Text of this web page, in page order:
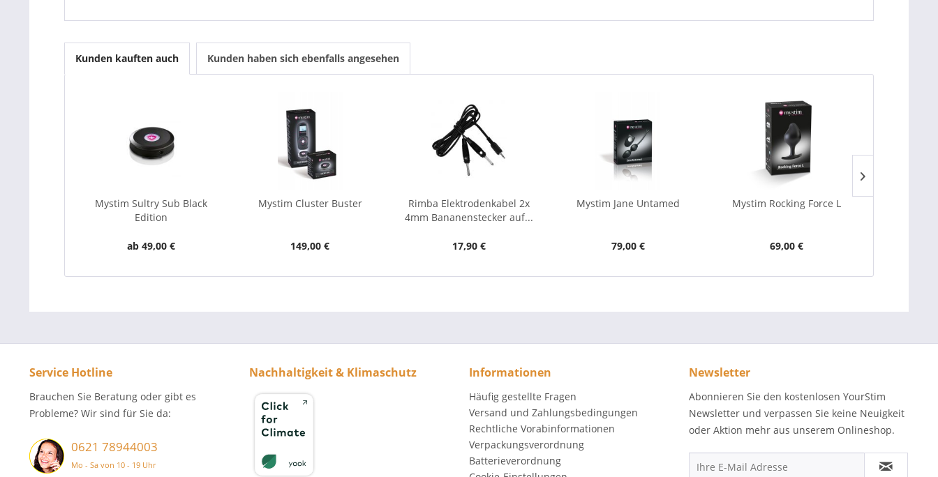
Kunden kauften auch Kunden haben sich ebenfalls angesehen
Mystim Sultry Sub Black
Edition
ab 49,00 €
Mystim Cluster Buster
149,00 €
Rimba Elektrodenkabel 2x
4mm Bananenstecker auf...
17,90 €
Mystim Jane Untamed
79,00 €
Mystim Rocking Force L
69,00 €
Service Hotline
Brauchen Sie Beratung oder gibt es
Probleme? Wir sind für Sie da:
0621 78944003
Mo - Sa von 10 - 19 Uhr
Nachhaltigkeit & Klimaschutz Informationen
Häufig gestellte Fragen
Versand und Zahlungsbedingungen
Rechtliche Vorabinformationen
Verpackungsverordnung
Batterieverordnung
Newsletter
Abonnieren Sie den kostenlosen YourStim
Newsletter und verpassen Sie keine Neuigkeit
oder Aktion mehr aus unserem Onlineshop.